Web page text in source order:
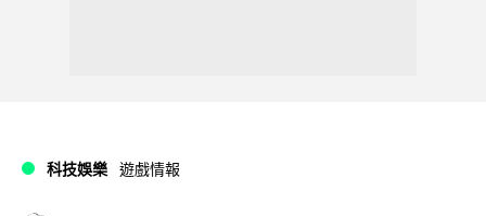
科技娛樂 遊戲情報